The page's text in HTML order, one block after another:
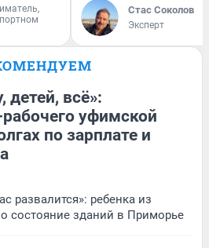
Стас Соколов
Эксперт
детей, всё»:
уфимской
по зарплате и
развалится»: ребенка из
состояние зданий в Приморье